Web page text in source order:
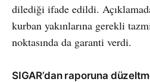
dilediği ifade edildi.
kurban yakınlarına gerekli
noktasında da garanti verdi.
SIGAR’dan raporuna